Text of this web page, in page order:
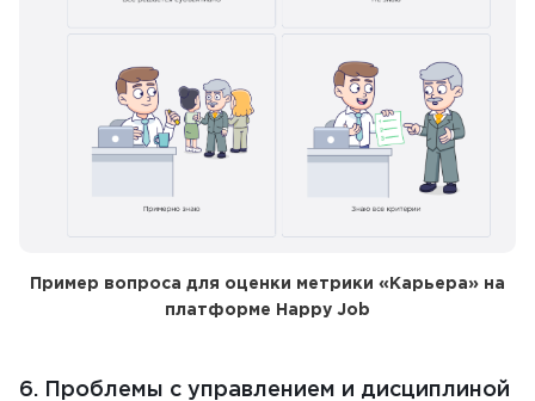
Пример вопроса для оценки метрики «Карьера» на
платформе Happy Job
6. Проблемы с управлением и дисциплиной